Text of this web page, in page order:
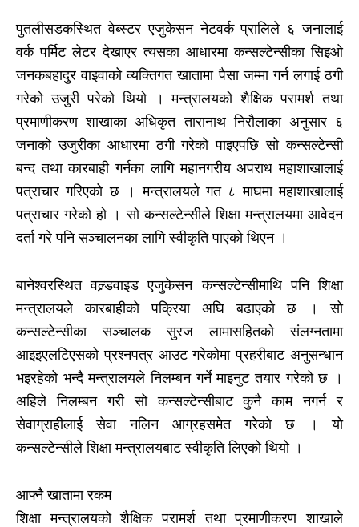
पुतलीसडकस्थित वेब्स्टर एजुकेसन नेटवर्क प्रालिले ६ जनालाई
वर्क पर्मिट लेटर देखाएर त्यसका आधारमा कन्सल्टेन्सीका सिइओ
जनकबहादुर वाइवाको व्यक्तिगत खातामा पैसा जम्मा गर्न लगाई ठगी
गरेको उजुरी परेको थियो । मन्त्रालयको शैक्षिक परामर्श तथा
प्रमाणीकरण शाखाका अधिकृत तारानाथ निरौलाका अनुसार ६
जनाको उजुरीका आधारमा ठगी गरेको पाइएपछि सो कन्सल्टेन्सी
बन्द तथा कारबाही गर्नका लागि महानगरीय अपराध महाशाखालाई
पत्राचार गरिएको छ । मन्त्रालयले गत ८ माघमा महाशाखालाई
पत्राचार गरेको हो । सो कन्सल्टेन्सीले शिक्षा मन्त्रालयमा आवेदन
दर्ता गरे पनि सञ्चालनका लागि स्वीकृति पाएको थिएन ।
बानेश्वरस्थित वल्र्डवाइड एजुकेसन कन्सल्टेन्सीमाथि पनि शिक्षा
मन्त्रालयले कारबाहीको पक्रिया अघि बढाएको छ । सो
कन्सल्टेन्सीका सञ्चालक सुरज लामासहितको संलग्नतामा
आइइएलटिएसको प्रश्नपत्र आउट गरेकोमा प्रहरीबाट अनुसन्धान
भइरहेको भन्दै मन्त्रालयले निलम्बन गर्ने माइनुट तयार गरेको छ ।
अहिले निलम्बन गरी सो कन्सल्टेन्सीबाट कुनै काम नगर्न र
सेवाग्राहीलाई सेवा नलिन आग्रहसमेत गरेको छ । यो
कन्सल्टेन्सीले शिक्षा मन्त्रालयबाट स्वीकृति लिएको थियो ।
आफ्नै खातामा रकम
शिक्षा मन्त्रालयको शैक्षिक परामर्श तथा प्रमाणीकरण शाखाले